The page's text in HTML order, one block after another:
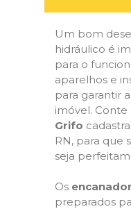
Um bom
hidráulico é
para o
aparelhos e
para garantir
imóvel. Conte
Grifo
RN, para que
seja
Os
preparados